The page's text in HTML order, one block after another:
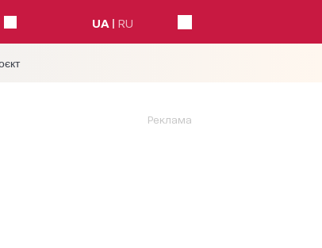
UA RU
Реклама